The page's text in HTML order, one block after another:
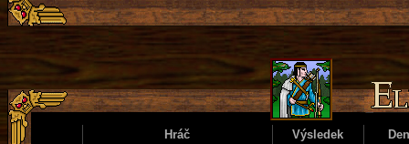
Hráč Výsledek
Den